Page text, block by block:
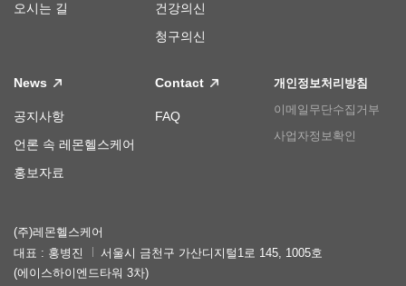
오시는 길
건강의신
청구의신
News
공지사항
언론 속 레몬헬스케어
홍보자료
Contact
FAQ
개인정보처리방침
이메일무단수집거부
사업자정보확인
(주)레몬헬스케어
대표 : 홍병진
서울시 금천구 가산디지털1로 145, 1005호
(에이스하이엔드타워 3차)